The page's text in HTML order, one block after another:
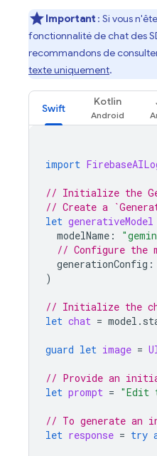
Important : Si vous
fonctionnalité de chat des
recommandons de
texte uniquement.
Swift
Kotlin
import
// Initialize the
// Create a
let generativeModel
modelName :
// Configure the
generationConfig :
)
// Initialize the
let chat = model .
guard let image =
// Provide an
let prompt = "Edit
// To generate an
let response = try